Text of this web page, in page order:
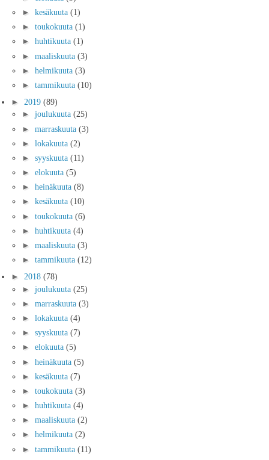
► kesäkuuta (1)
► toukokuuta (1)
► huhtikuuta (1)
► maaliskuuta (3)
► helmikuuta (3)
► tammikuuta (10)
► 2019 (89)
► joulukuuta (25)
► marraskuuta (3)
► lokakuuta (2)
► syyskuuta (11)
► elokuuta (5)
► heinäkuuta (8)
► kesäkuuta (10)
► toukokuuta (6)
► huhtikuuta (4)
► maaliskuuta (3)
► tammikuuta (12)
► 2018 (78)
► joulukuuta (25)
► marraskuuta (3)
► lokakuuta (4)
► syyskuuta (7)
► elokuuta (5)
► heinäkuuta (5)
► kesäkuuta (7)
► toukokuuta (3)
► huhtikuuta (4)
► maaliskuuta (2)
► helmikuuta (2)
► tammikuuta (11)